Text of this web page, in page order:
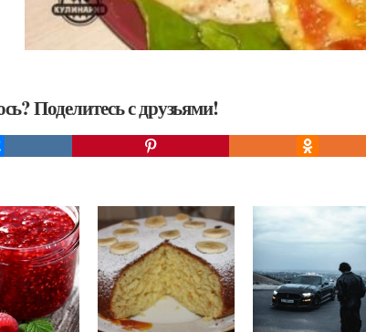
Поделитесь с друзьями!